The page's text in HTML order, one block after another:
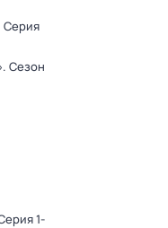
Серия
. Сезон
1-